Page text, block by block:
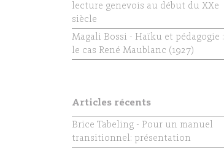
lecture genevois au début du XXe
siècle
Magali Bossi - Haïku et pédagogie :
le cas René Maublanc (1927)
Articles récents
Brice Tabeling - Pour un manuel
transitionnel: présentation